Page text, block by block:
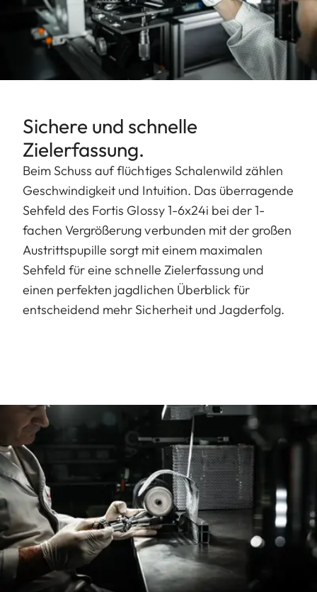
Sichere und schnelle
Zielerfassung.
Beim Schuss auf flüchtiges Schalenwild zählen
Geschwindigkeit und Intuition. Das überragende
Sehfeld des Fortis Glossy 1-6x24i bei der 1-
fachen Vergrößerung verbunden mit der großen
Austrittspupille sorgt mit einem maximalen
Sehfeld für eine schnelle Zielerfassung und
einen perfekten jagdlichen Überblick für
entscheidend mehr Sicherheit und Jagderfolg.